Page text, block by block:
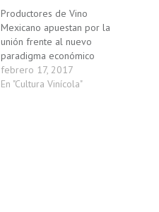
Productores de Vino
Mexicano apuestan por la
unión frente al nuevo
paradigma económico
febrero 17, 2017
En "Cultura Vinícola"